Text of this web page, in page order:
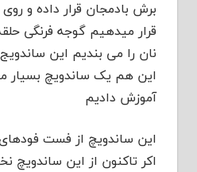
برش بادمجان قرار داده و
قرار میدهیم گوجه فرنگی
نان را می بندیم این
این هم یک ساندویچ بسیار
آموزش دادیم
این ساندویچ از فست
اکر تاکنون از این ساندویچ